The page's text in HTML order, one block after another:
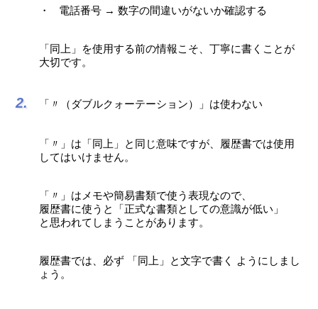
電話番号 → 数字の間違いがないか確認する
「同上」を使用する前の情報こそ、丁寧に書くことが
大切です。
「〃（ダブルクォーテーション）」は使わない
「〃」は「同上」と同じ意味ですが、履歴書では使用
してはいけません。
「〃」はメモや簡易書類で使う表現なので、
履歴書に使うと「正式な書類としての意識が低い」
と思われてしまうことがあります。
履歴書では、必ず 「同上」と文字で書く ようにしまし
ょう。